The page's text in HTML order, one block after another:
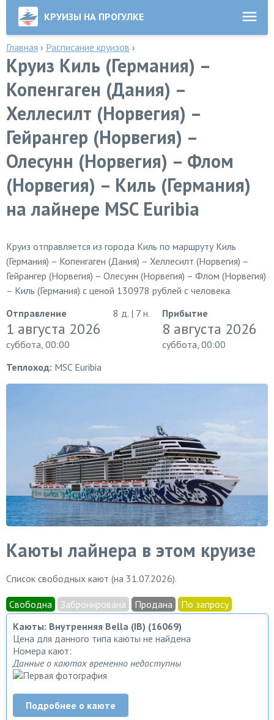
КРУИЗЫ НА ПРОГУЛКЕ
Главная › Расписание круизов ›
Круиз Киль (Германия) –
Копенгаген (Дания) –
Хеллесилт (Норвегия) –
Гейрангер (Норвегия) –
Олесунн (Норвегия) – Флом
(Норвегия) – Киль (Германия)
на лайнере MSC Euribia
Круиз отправляется из города Киль по маршруту Киль
(Германия) – Копенгаген (Дания) – Хеллесилт (Норвегия) –
Гейрангер (Норвегия) – Олесунн (Норвегия) – Флом (Норвегия)
– Киль (Германия) с ценой 130978 рублей с человека.
Отправление
1 августа 2026
суббота, 00:00
8 д. | 7 н. Прибытие
8 августа 2026
суббота, 00:00
Теплоход: MSC Euribia
Каюты лайнера в этом круизе
Список свободных кают (на 31.07.2026).
Свободна Забронирована Продана
По запросу
Каюты: Внутренняя Bella (IB) (16069)
Цена для данного типа каюты не найдена
Номера кают:
Данные о каютах временно недоступны
Подробнее о каюте